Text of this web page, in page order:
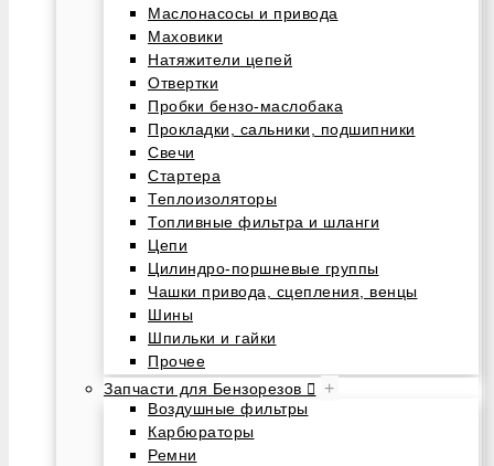
Маслонасосы и привода
Маховики
Натяжители цепей
Отвертки
Пробки бензо-маслобака
Прокладки, сальники, подшипники
Свечи
Стартера
Теплоизоляторы
Топливные фильтра и шланги
Цепи
Цилиндро-поршневые группы
Чашки привода, сцепления, венцы
Шины
Шпильки и гайки
Прочее
Запчасти для Бензорезов
+
Воздушные фильтры
Карбюраторы
Ремни